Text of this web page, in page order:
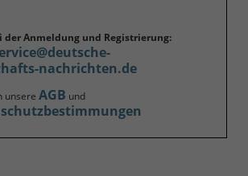
der Anmeldung und Registrierung:
nachrichten.de
unsere AGB und